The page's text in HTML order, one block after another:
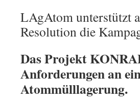
LAgAtom unterstützt
Resolution die
Das Projekt
Anforderungen an
Atommülllagerung.